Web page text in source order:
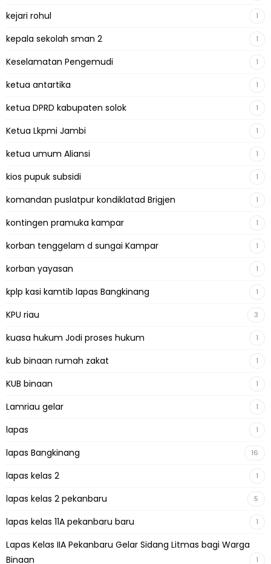
kejari rohul 1
kepala sekolah sman 2 1
Keselamatan Pengemudi 1
ketua antartika 1
ketua DPRD kabupaten solok 1
Ketua Lkpmi Jambi 1
ketua umum Aliansi 1
kios pupuk subsidi 1
komandan puslatpur kondiklatad Brigjen 1
kontingen pramuka kampar 1
korban tenggelam d sungai Kampar 1
korban yayasan 1
kplp kasi kamtib lapas Bangkinang 1
KPU riau 3
kuasa hukum Jodi proses hukum 1
kub binaan rumah zakat 1
KUB binaan 1
Lamriau gelar 1
lapas 1
lapas Bangkinang 16
lapas kelas 2 1
lapas kelas 2 pekanbaru 5
lapas kelas 11A pekanbaru baru 1
Lapas Kelas IIA Pekanbaru Gelar Sidang Litmas bagi Warga
Binaan
1